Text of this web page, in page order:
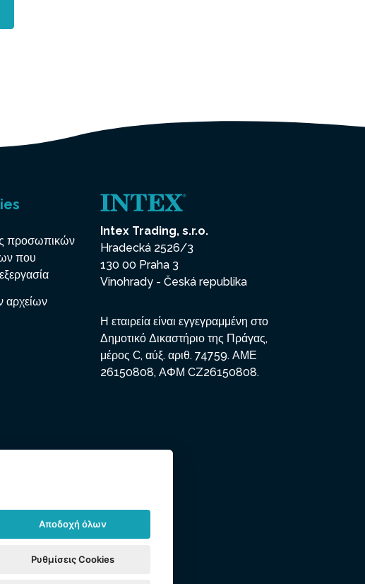
προσωπικών
που
αρχείων
Intex Trading, s.r.o.
Hradecká 2526/3
130 00 Praha 3
Vinohrady - Česká republika
Η εταιρεία είναι εγγεγραμμένη στο
Δημοτικό Δικαστήριο της Πράγας,
μέρος C, αύξ. αριθ. 74759. ΑΜΕ
26150808, ΑΦΜ CZ26150808.
Αποδοχή όλων
Ρυθμίσεις Cookies